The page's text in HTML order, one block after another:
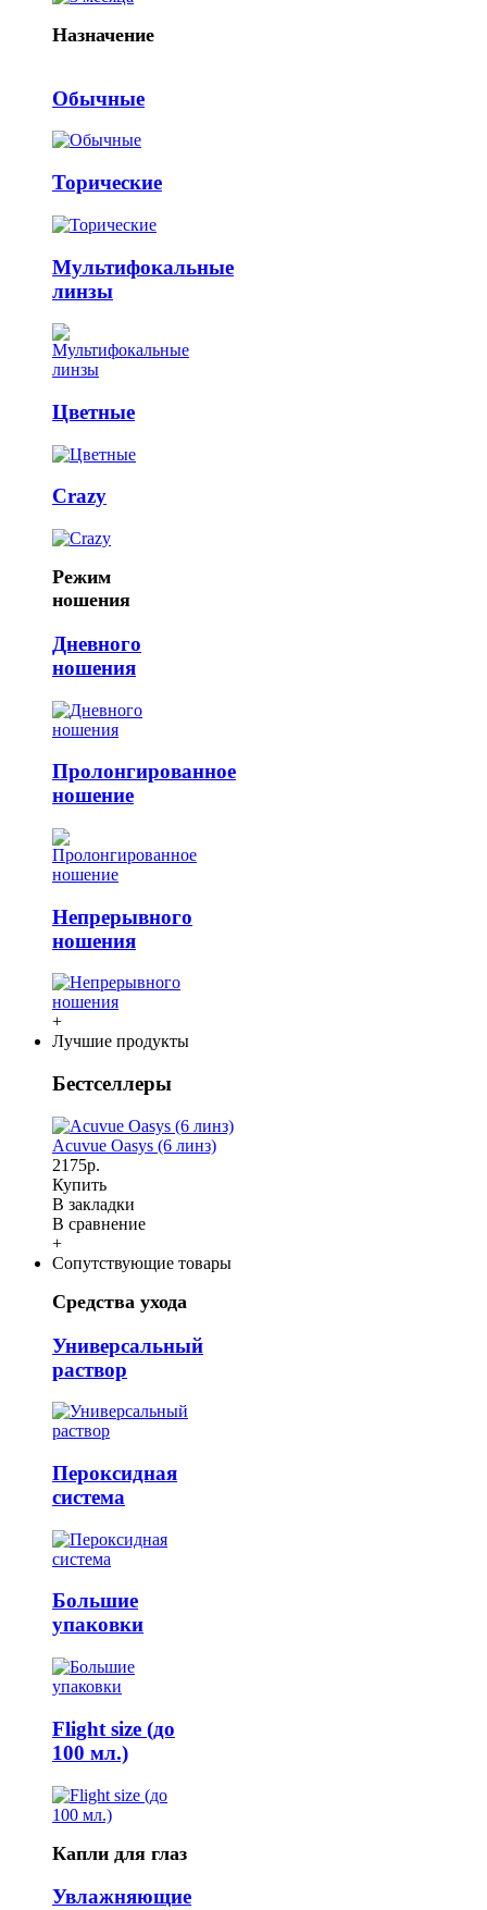
Назначение
Обычные
Торические
Мультифокальные
линзы
Цветные
Crazy
Режим
ношения
Дневного
ношения
Пролонгированное
ношение
Непрерывного
ношения
+
Лучшие продукты
Бестселлеры
Acuvue Oasys (6 линз)
2175р.
Купить
В закладки
В сравнение
+
Сопутствующие товары
Средства ухода
Универсальный
раствор
Пероксидная
система
Большие
упаковки
Flight size (до
100 мл.)
Капли для глаз
Увлажняющие